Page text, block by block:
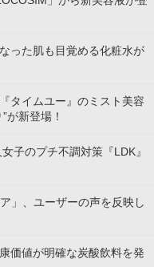
った肌も目覚める化粧水が
タイムユー』のミスト美容
が新登場！
子のプチ不調対策『LDK』
」、ユーザーの声を反映し
価値が明確な炭酸飲料を発